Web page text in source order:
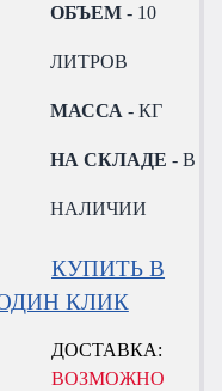
ОБЪЕМ - 10
ЛИТРОВ
МАССА - КГ
НА СКЛАДЕ - В
НАЛИЧИИ
КУПИТЬ В
КЛИК
ДОСТАВКА:
ВОЗМОЖНО